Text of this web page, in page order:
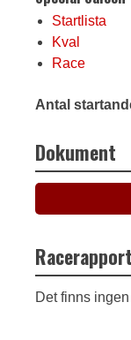
Startlista
Kval
Race
Antal
Dokument
Racerapport
Det finns